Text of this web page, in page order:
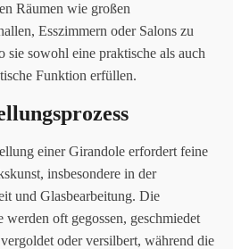
Räumen wie großen
Esszimmern oder Salons zu
sie sowohl eine praktische als auch
Funktion erfüllen.
einer Girandole erfordert feine
insbesondere in der
und Glasbearbeitung. Die
werden oft gegossen, geschmiedet
oder versilbert, während die